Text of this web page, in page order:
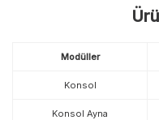
Modüller
Konsol
Konsol Ayna